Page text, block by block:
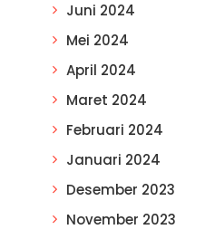
Juni 2024
Mei 2024
April 2024
Maret 2024
Februari 2024
Januari 2024
Desember 2023
November 2023